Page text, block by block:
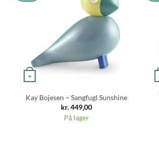
+
Kay Bojesen – Sangfugl Sunshine
kr.449,00
På lager